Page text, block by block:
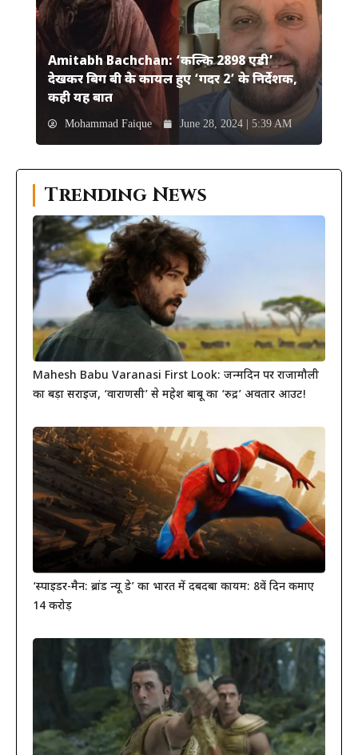
Amitabh Bachchan: ‘कल्कि 2898 एडी’
देखकर बिग बी के कायल हुए ‘गदर 2’ के निर्देशक,
कही यह बात
Mohammad Faique June 28, 2024 | 5:39 AM
Trending News
Mahesh Babu Varanasi First Look: जन्मदिन पर राजामौली
का बड़ा सरप्राइज, ‘वाराणसी’ से महेश बाबू का ‘रुद्र’ अवतार आउट!
‘स्पाइडर-मैन: ब्रांड न्यू डे’ का भारत में दबदबा कायम: 8वें दिन कमाए
14 करोड़